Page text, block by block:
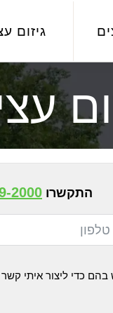
גיזום
התקשרו 2000
כדי ליצור איתי